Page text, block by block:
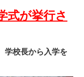
が挙行さ
学校長から入学を